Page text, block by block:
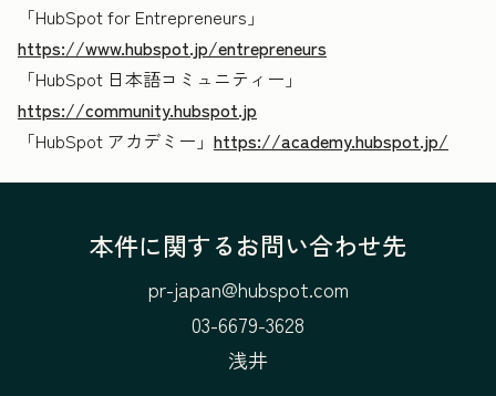
「HubSpot for Entrepreneurs」
https://www.hubspot.jp/entrepreneurs
「HubSpot 日本語コミュニティー」
https://community.hubspot.jp
「HubSpot アカデミー」 https://academy.hubspot.jp/
本件に関するお問い合わせ先
pr-japan@hubspot.com
03-6679-3628
浅井